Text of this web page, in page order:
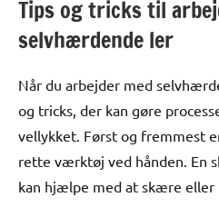
Tips og tricks til
selvhærdende ler
Når du arbejder med
og tricks, der kan gøre
vellykket. Først og fremmest
rette værktøj ved hånden. En
kan hjælpe med at skære